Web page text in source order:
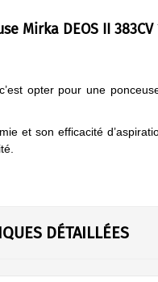
Mirka DEOS II 383CV
opter pour une
et son efficacité
DÉTAILLÉES